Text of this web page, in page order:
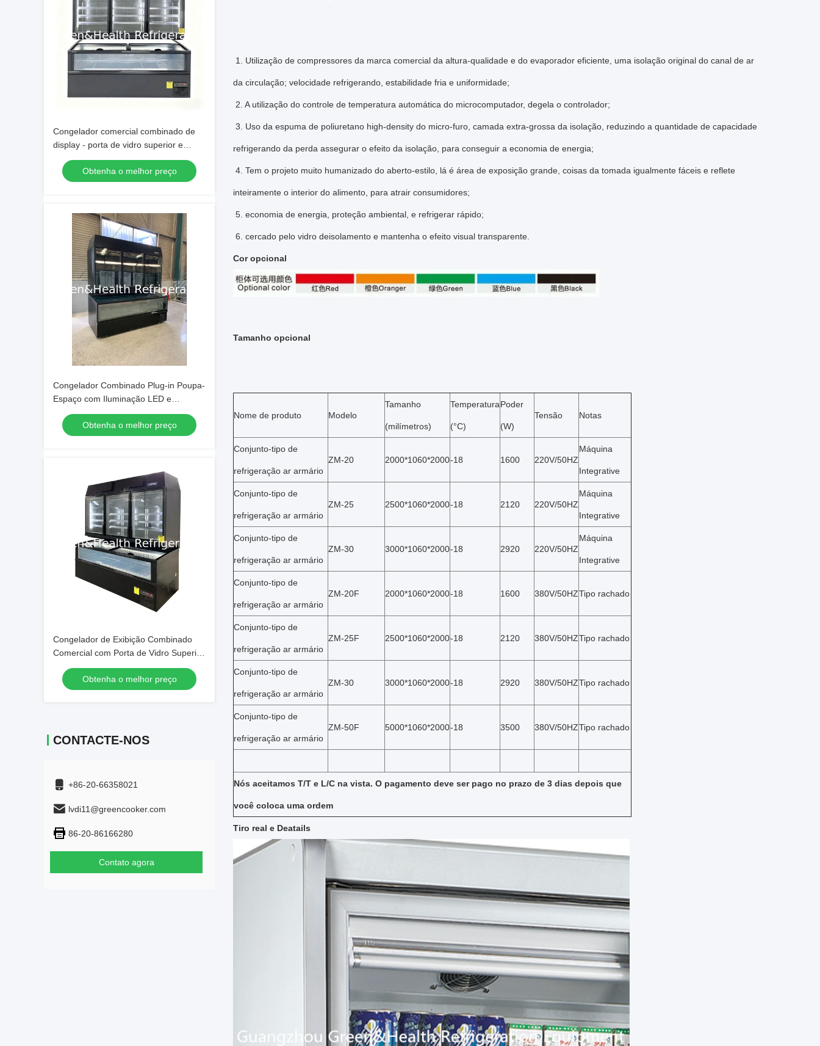
Congelador comercial combinado de
display - porta de vidro superior e
congelador de ilha inferior para
supermercadoObtenha o melhor preço
Congelador Combinado Plug-in Poupa-
Espaço com Iluminação LED e
Refrigerante R290
Obtenha o melhor preço
Congelador de Exibição Combinado
Comercial com Porta de Vidro Superior
e Congelador Baú Ilha Inferior para
Supermercado
Obtenha o melhor preço
CONTACTE-NOS
+86-20-66358021
lvdi11@greencooker.com
86-20-86166280
Contato agora
1. Utilização de compressores da marca comercial da altura-qualidade e do evaporador eficiente, uma isolação original do canal de ar
da circulação; velocidade refrigerando, estabilidade fria e uniformidade;
2. A utilização do controle de temperatura automática do microcomputador, degela o controlador;
3. Uso da espuma de poliuretano high-density do micro-furo, camada extra-grossa da isolação, reduzindo a quantidade de capacidade
refrigerando da perda assegurar o efeito da isolação, para conseguir a economia de energia;
4. Tem o projeto muito humanizado do aberto-estilo, lá é área de exposição grande, coisas da tomada igualmente fáceis e reflete
inteiramente o interior do alimento, para atrair consumidores;
5. economia de energia, proteção ambiental, e refrigerar rápido;
6. cercado pelo vidro deisolamento e mantenha o efeito visual transparente.
Cor opcional
Tamanho opcional
Nome de produto Modelo
Tamanho
(milímetros)
Temperatura
(°C)
Poder
(W)
Tensão Notas
Conjunto-tipo de
refrigeração ar armário
ZM-20 2000*1060*2000-18 1600 220V/50HZ
Máquina
Integrative
Conjunto-tipo de
refrigeração ar armário
ZM-25 2500*1060*2000-18 2120 220V/50HZ
Máquina
Integrative
Conjunto-tipo de
refrigeração ar armário
ZM-30 3000*1060*2000-18 2920 220V/50HZ
Máquina
Integrative
Conjunto-tipo de
refrigeração ar armário
ZM-20F 2000*1060*2000-18 1600 380V/50HZTipo rachado
Conjunto-tipo de
refrigeração ar armário
ZM-25F 2500*1060*2000-18 2120 380V/50HZTipo rachado
Conjunto-tipo de
refrigeração ar armário
ZM-30 3000*1060*2000-18 2920 380V/50HZTipo rachado
Conjunto-tipo de
refrigeração ar armário
ZM-50F 5000*1060*2000-18 3500 380V/50HZTipo rachado
Nós aceitamos T/T e L/C na vista. O pagamento deve ser pago no prazo de 3 dias depois que
você coloca uma ordem
Tiro real e Deatails